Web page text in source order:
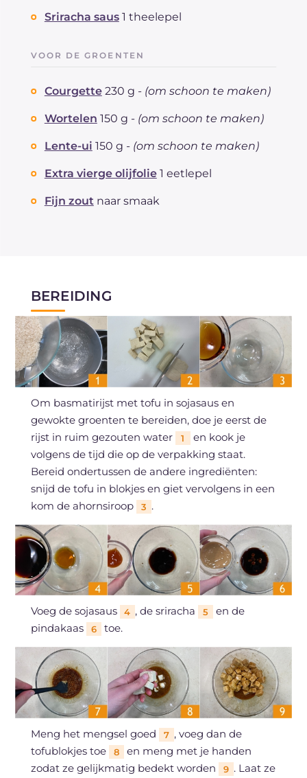
Sriracha saus 1 theelepel
VOOR DE GROENTEN
Courgette 230 g - (om schoon te maken)
Wortelen 150 g - (om schoon te maken)
Lente-ui 150 g - (om schoon te maken)
Extra vierge olijfolie 1 eetlepel
Fijn zout naar smaak
BEREIDING
Om basmatirijst met tofu in sojasaus en
gewokte groenten te bereiden, doe je eerst de
rijst in ruim gezouten water
1
en kook je
volgens de tijd die op de verpakking staat.
Bereid ondertussen de andere ingrediënten:
snijd de tofu in blokjes en giet vervolgens in een
kom de ahornsiroop
3 .
Voeg de sojasaus 4 , de sriracha 5
en de
pindakaas
6 toe.
Meng het mengsel goed 7 , voeg dan de
tofublokjes toe
8
en meng met je handen
zodat ze gelijkmatig bedekt worden
9 . Laat ze